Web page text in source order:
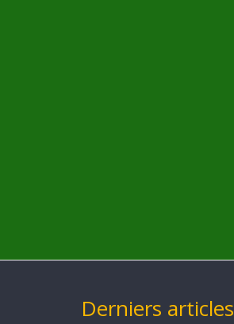
Derniers articles